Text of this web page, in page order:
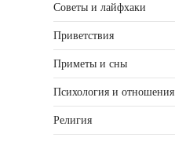
Советы и лайфхаки
Приветствия
Приметы и сны
Психология и отношения
Религия